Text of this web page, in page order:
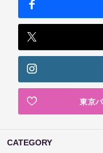
東京
CATEGORY